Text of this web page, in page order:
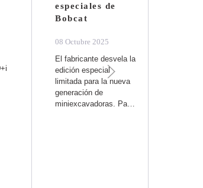
especiales de
Bobcat
08 Octubre 2025
El fabricante desvela la
edición especial
limitada para la nueva
generación de
miniexcavadoras. Pa…